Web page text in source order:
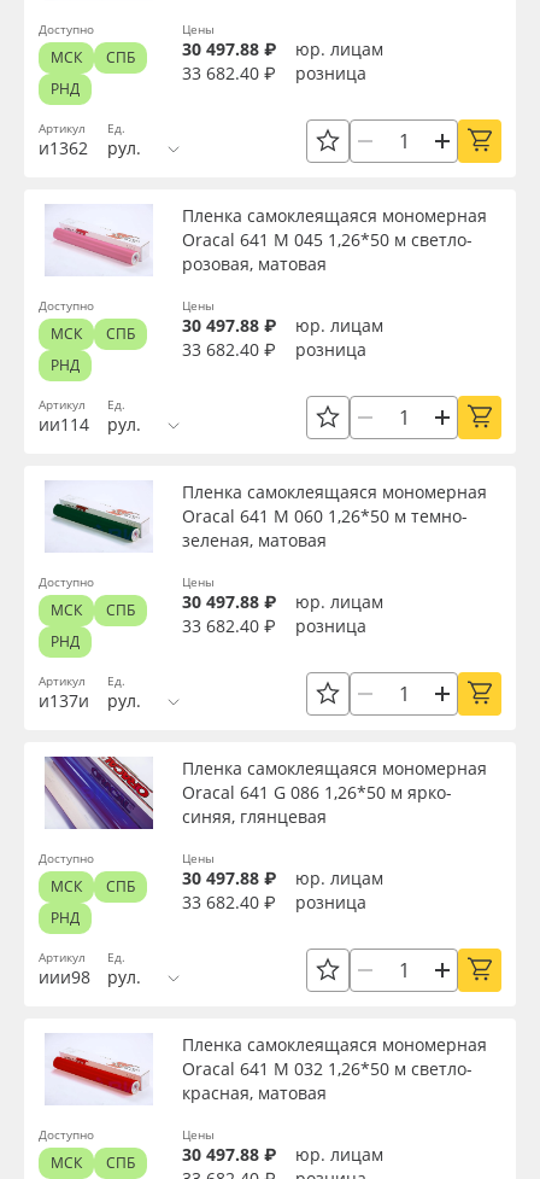
Заготовки для сувениров
Доступность
Применить
Артикул
и1362
Ед.
рул.
Цены
30 497.88 ₽
юр. лицам
33 682.40 ₽
розница
Доступно
МСК
СПБ
РНД
Артикул
ии114
Пленка самоклеящаяся мономерная
Oracal 641 M 045 1,26*50 м светло-
розовая, матовая
Ед.
рул.
Цены
30 497.88 ₽
юр. лицам
33 682.40 ₽
розница
Доступно
МСК
СПБ
РНД
Артикул
и137и
Пленка самоклеящаяся мономерная
Oracal 641 M 060 1,26*50 м темно-
зеленая, матовая
Ед.
рул.
Цены
30 497.88 ₽
юр. лицам
33 682.40 ₽
розница
Доступно
МСК
СПБ
РНД
Артикул
иии98
Пленка самоклеящаяся мономерная
Oracal 641 G 086 1,26*50 м ярко-
синяя, глянцевая
Ед.
рул.
Цены
30 497.88 ₽
юр. лицам
33 682.40 ₽
розница
Доступно
МСК
СПБ
РНД
Пленка самоклеящаяся мономерная
Oracal 641 M 032 1,26*50 м светло-
красная, матовая
Цены
30 497.88 ₽
юр. лицам
Доступно
МСК СПБ